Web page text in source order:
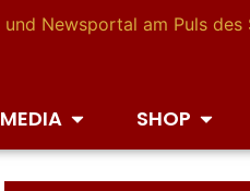
MEDIA SHOP